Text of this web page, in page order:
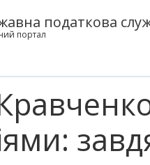
податкова
портал